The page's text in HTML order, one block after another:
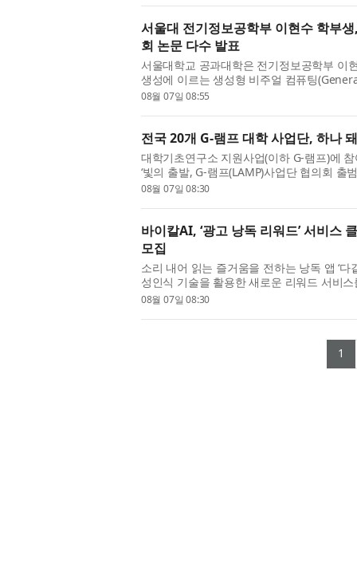
서울대 전기정보공학부 이현수 학부
회 논문 다수 발표
서울대학교 공과대학은 전기정보공학부 이
생성에 이르는 생성형 비주얼 컴퓨팅
CVPR, ECCV 등 인공지능(AI) 및 컴퓨터...
08월 07일 08:55
전국 20개 G-램프 대학 사업단, 하나
대학기초연구소 지원사업(이하 G-램프)에
‘빛의 출발, G-램프(LAMP)사업단 협의회 출
단장을 비롯해 교육부와 한국연...
08월 07일 08:30
바이칼AI, ‘광고 낭독 리워드’ 서비스
모집
소리 내어 읽는 즐거움을 전하는 낭독 앱 ‘
성인식 기술을 활용한 새로운 리워드 서비
를 소리 내어 읽고 퀴즈를 맞히...
08월 07일 08:30
1